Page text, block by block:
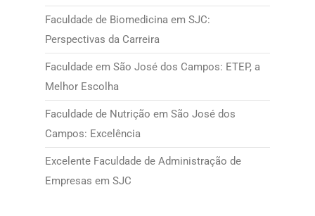
Faculdade de Biomedicina em SJC:
Perspectivas da Carreira
Faculdade em São José dos Campos: ETEP, a
Melhor Escolha
Faculdade de Nutrição em São José dos
Campos: Excelência
Excelente Faculdade de Administração de
Empresas em SJC